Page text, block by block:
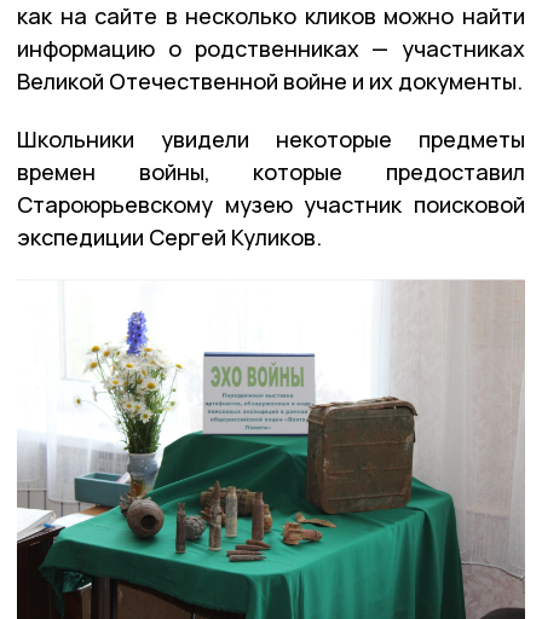
как на сайте в несколько кликов можно найти
информацию о родственниках — участниках
Великой Отечественной войне и их документы.
Школьники увидели некоторые предметы
времен войны, которые предоставил
Староюрьевскому музею участник поисковой
экспедиции Сергей Куликов.